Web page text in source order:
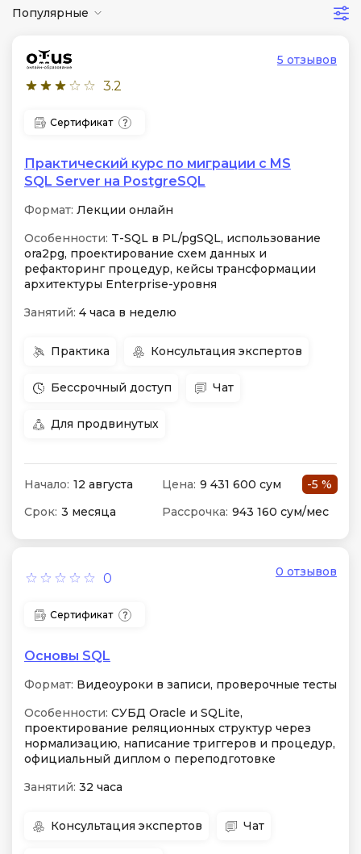
Популярные
3.2
5 отзывов
Сертификат
Практический курс по миграции с MS
SQL Server на PostgreSQL
Формат: Лекции онлайн
Особенности: T-SQL в PL/pgSQL, использование
ora2pg, проектирование схем данных и
рефакторинг процедур, кейсы трансформации
архитектуры Enterprise-уровня
Занятий: 4 часа в неделю
Практика Консультация экспертов
Бессрочный доступ Чат
Для продвинутых
Начало: 12 августа Цена: 9 431 600 сум
-5 %
Срок: 3 месяца Рассрочка: 943 160 сум/мес
0 0 отзывов
Сертификат
Основы SQL
Формат: Видеоуроки в записи, проверочные тесты
Особенности: СУБД Oracle и SQLite,
проектирование реляционных структур через
нормализацию, написание триггеров и процедур,
официальный диплом о переподготовке
Занятий: 32 часа
Консультация экспертов Чат